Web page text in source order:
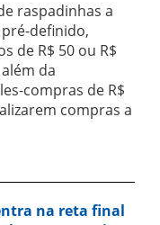
raspadinhas a
definido,
de R$ 50 ou R$
da
compras de R$
compras a
na reta final